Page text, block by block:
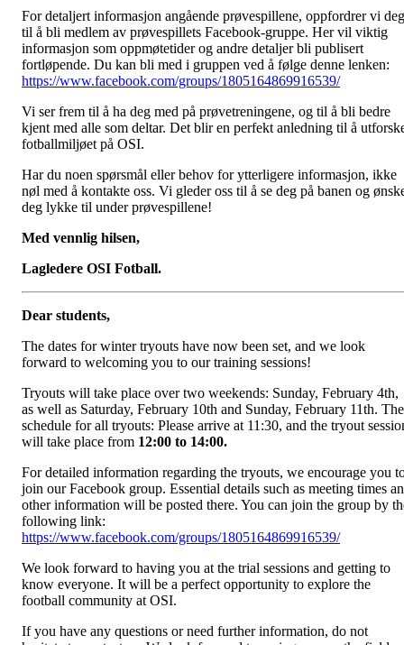
For detaljert informasjon angående prøvespillene, oppfordrer vi deg
til å bli medlem av prøvespillets Facebook-gruppe. Her vil viktig
informasjon som oppmøtetider og andre detaljer bli publisert
fortløpende. Du kan bli med i gruppen ved å følge denne lenken:
https://www.facebook.com/groups/1805164869916539/
Vi ser frem til å ha deg med på prøvetreningene, og til å bli bedre
kjent med alle som deltar. Det blir en perfekt anledning til å
fotballmiljøet på OSI.
Har du noen spørsmål eller behov for ytterligere informasjon, ikke
nøl med å kontakte oss. Vi gleder oss til å se deg på banen og
deg lykke til under prøvespillene!
Med vennlig hilsen,
Lagledere OSI Fotball.
Dear students,
The dates for winter tryouts have now been set, and we look
forward to welcoming you to our training sessions!
Tryouts will take place over two weekends: Sunday, February 4th,
as well as Saturday, February 10th and Sunday, February 11th. The
schedule for all tryouts: Please arrive at 11:30, and the tryout
will take place from 12:00 to 14:00.
For detailed information regarding the tryouts, we encourage you
join our Facebook group. Essential details such as meeting times
other information will be posted there. You can join the group by
following link:
https://www.facebook.com/groups/1805164869916539/
We look forward to having you at the trial sessions and getting to
know everyone. It will be a perfect opportunity to explore the
football community at OSI.
If you have any questions or need further information, do not